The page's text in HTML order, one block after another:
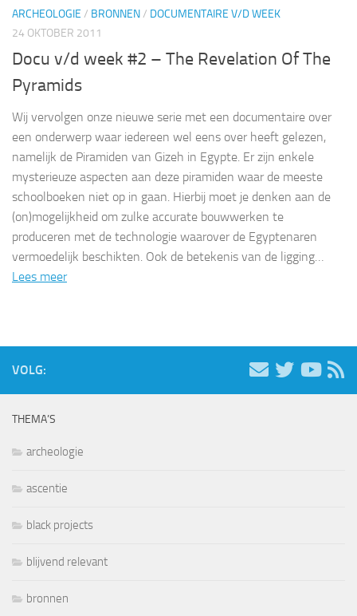
ARCHEOLOGIE / BRONNEN/ DOCUMENTAIRE V/D WEEK
24 OKTOBER 2011
Docu v/d week #2 – The Revelation Of The
Pyramids
Wij vervolgen onze nieuwe serie met een documentaire over
een onderwerp waar iedereen wel eens over heeft gelezen,
namelijk de Piramiden van Gizeh in Egypte. Er zijn enkele
mysterieuze aspecten aan deze piramiden waar de meeste
schoolboeken niet op in gaan. Hierbij moet je denken aan de
(on)mogelijkheid om zulke accurate bouwwerken te
produceren met de technologie waarover de Egyptenaren
vermoedelijk beschikten. Ook de betekenis van de ligging…
Lees meer
VOLG:
THEMA’S
archeologie
ascentie
black projects
blijvend relevant
bronnen